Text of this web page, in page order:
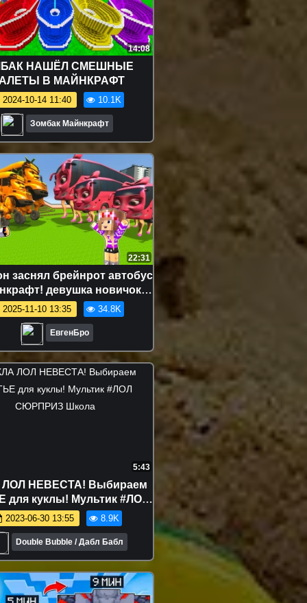
14:08
НАШЁЛ СМЕШНЫЕ
В МАЙНКРАФТ
2024-10-14 11:40 10.1K
Зомбак Майнкрафт
22:31
заснял брейнрот автобус
девушка новичок
видео minecraft
2025-11-10 13:35 34.8K
ЕвгенБро
5:43
ЛОЛ НЕВЕСТА! Выбираем
для куклы! Мультик #ЛОЛ
СЮРПРИЗ Школа
2023-06-30 13:55 8.9K
Double Bubble / Дабл Бабл